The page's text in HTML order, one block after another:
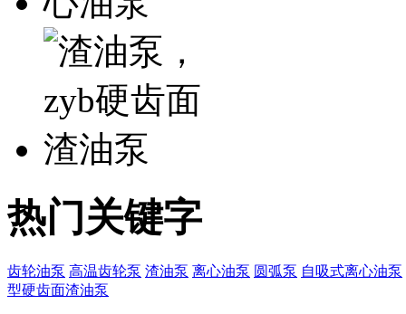
热门关键字
齿轮油泵 高温齿轮泵 渣油泵 离心油泵 圆弧泵 自吸式离心油泵
型硬齿面渣油泵